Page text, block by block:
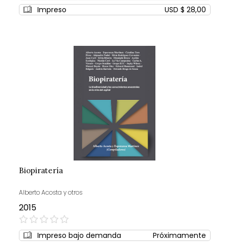
Impreso
USD $ 28,00
Biopiratería
Alberto Acosta y otros
2015
0%
Impreso bajo demanda Próximamente